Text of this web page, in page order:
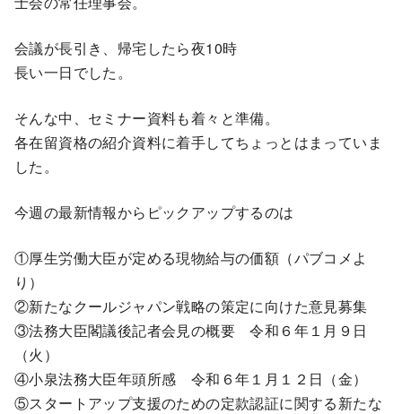
会議が長引き、帰宅したら夜10時
長い一日でした。
そんな中、セミナー資料も着々と準備。
各在留資格の紹介資料に着手してちょっとはまっていま
した。
今週の最新情報からピックアップするのは
①厚生労働大臣が定める現物給与の価額（パブコメよ
り）
②新たなクールジャパン戦略の策定に向けた意見募集
③法務大臣閣議後記者会見の概要 令和６年１月９日
（火）
④小泉法務大臣年頭所感 令和６年１月１２日（金）
⑤スタートアップ支援のための定款認証に関する新たな